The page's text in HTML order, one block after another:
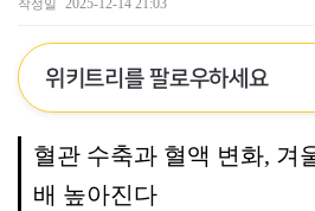
작성일 2025-12-14 21:03
위키트리를 팔로우하세요
혈관 수축과 혈액 변화, 겨
배 높아진다